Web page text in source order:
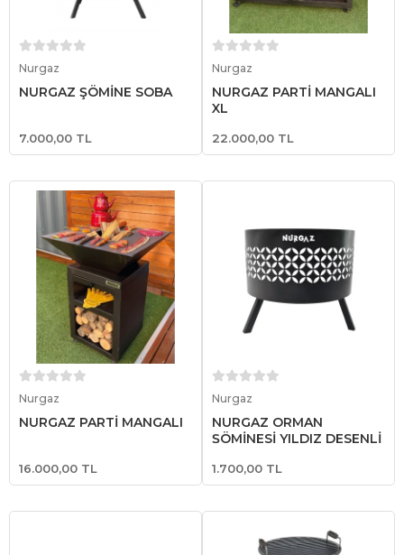
Nurgaz
NURGAZ ŞÖMİNE SOBA
7.000,00 TL
Nurgaz
NURGAZ PARTİ MANGALI
XL
22.000,00 TL
Nurgaz
NURGAZ PARTİ MANGALI
16.000,00 TL
Nurgaz
NURGAZ ORMAN
ŞÖMİNESİ YILDIZ DESENLİ
1.700,00 TL